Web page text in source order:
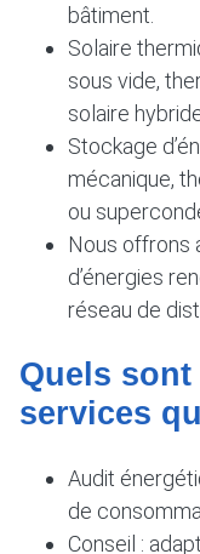
bâtiment.
Solaire
sous vide,
solaire
Stockage
mécanique,
ou
Nous offrons
d’énergies
réseau de
Quels
services
Audit
de
Conseil :